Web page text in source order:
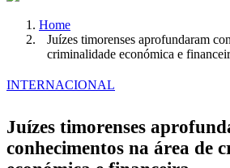
Home
Juízes timorenses aprofundaram
criminalidade económica e
INTERNACIONAL
Juízes timorenses
conhecimentos na área de